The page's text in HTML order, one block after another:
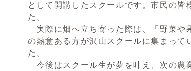
として開講したスクールです。市民の
た。
実際に畑へ立ち寄った際は、「野菜や
の熱意ある方が沢山スクールに集まって
た。
今後はスクール生が夢を叶え、次の農